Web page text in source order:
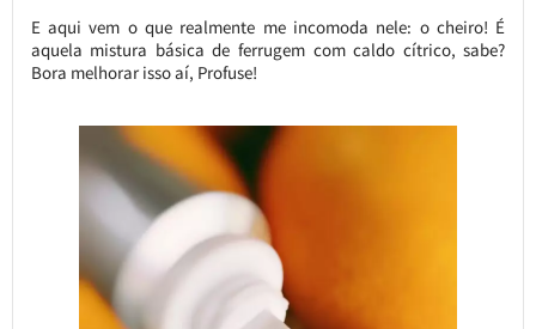
E aqui vem o que realmente me incomoda nele: o cheiro! É
aquela mistura básica de ferrugem com caldo cítrico, sabe?
Bora melhorar isso aí, Profuse!